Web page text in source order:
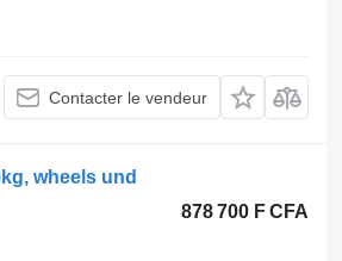
Contacter le vendeur
wheels und
878 700 F CFA